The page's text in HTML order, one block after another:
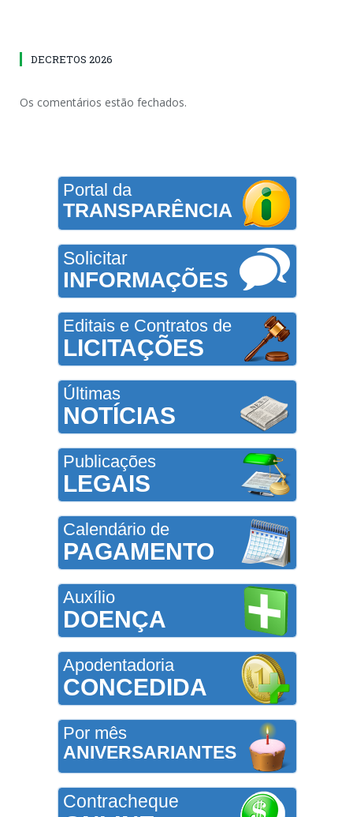
DECRETOS 2026
Os comentários estão fechados.
Portal da
TRANSPARÊNCIA
Solicitar
INFORMAÇÕES
Editais e Contratos de
LICITAÇÕES
Últimas
NOTÍCIAS
Publicações
LEGAIS
Calendário de
PAGAMENTO
Auxílio
DOENÇA
Apodentadoria
CONCEDIDA
Por mês
ANIVERSARIANTES
Contracheque